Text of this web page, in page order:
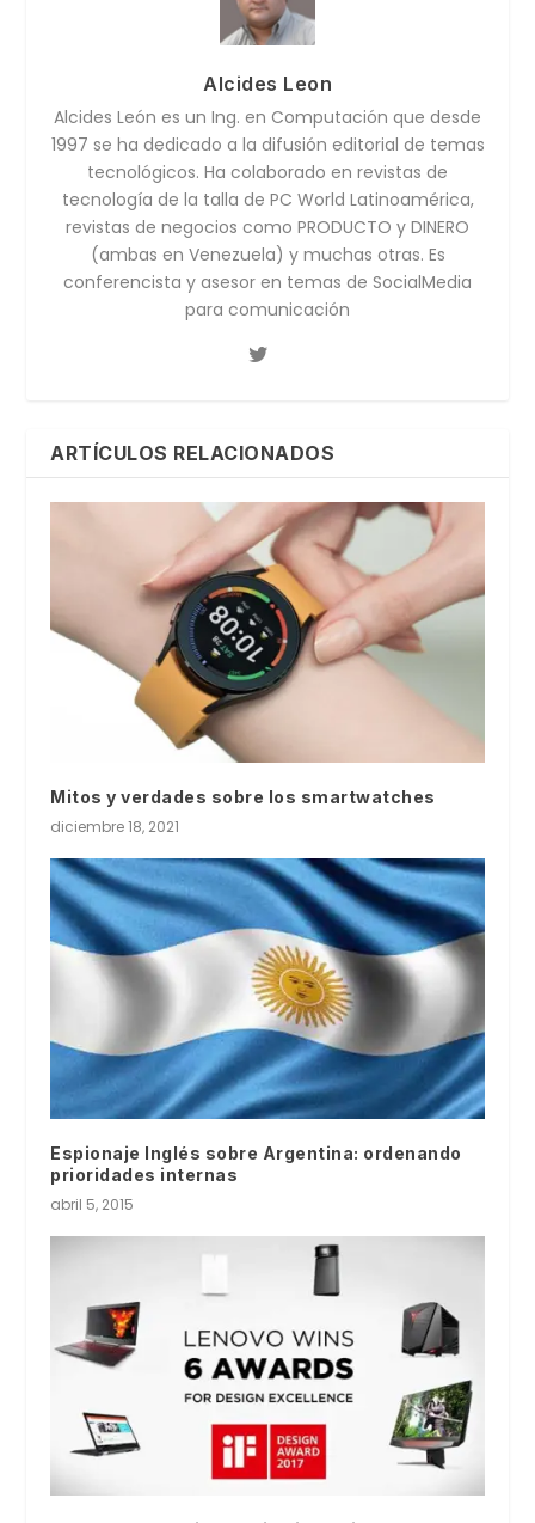
Alcides Leon
Alcides León es un Ing. en Computación que desde
1997 se ha dedicado a la difusión editorial de temas
tecnológicos. Ha colaborado en revistas de
tecnología de la talla de PC World Latinoamérica,
revistas de negocios como PRODUCTO y DINERO
(ambas en Venezuela) y muchas otras. Es
conferencista y asesor en temas de SocialMedia
para comunicación
ARTÍCULOS RELACIONADOS
Mitos y verdades sobre los smartwatches
diciembre 18, 2021
Espionaje Inglés sobre Argentina: ordenando
prioridades internas
abril 5, 2015